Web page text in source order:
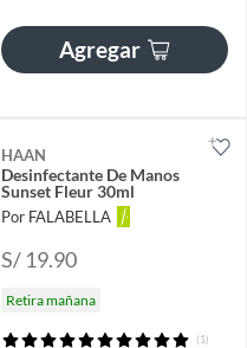
Agregar
HAAN
Desinfectante De Manos
Sunset Fleur 30ml
Por FALABELLA
S/ 19.90
Retira mañana
(1)